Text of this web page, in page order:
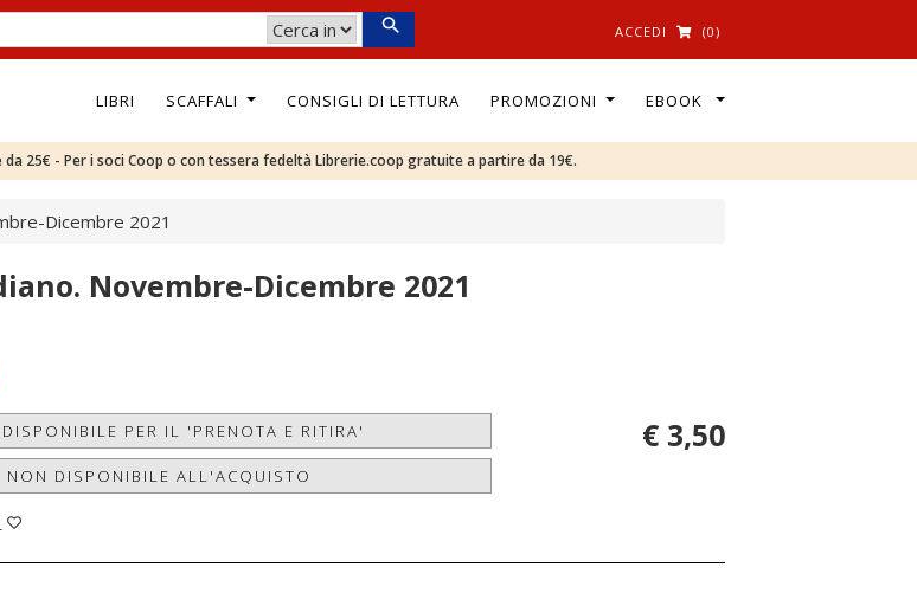
ACCEDI (0)
LIBRI SCAFFALI CONSIGLI DI LETTURA PROMOZIONI EBOOK
25€ - Per i soci Coop o con tessera fedeltà Librerie.coop gratuite a partire da 19€.
Dicembre 2021
Novembre-Dicembre 2021
PER IL 'PRENOTA E RITIRA'
NON DISPONIBILE ALL'ACQUISTO
€ 3,50